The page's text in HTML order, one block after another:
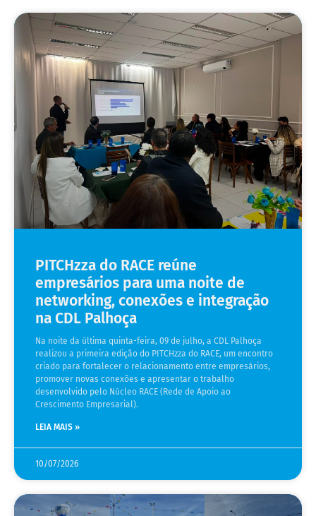
PITCHzza do RACE reúne
empresários para uma noite de
networking, conexões e integração
na CDL Palhoça
Na noite da última quinta-feira, 09 de julho, a CDL Palhoça
realizou a primeira edição do PITCHzza do RACE, um encontro
criado para fortalecer o relacionamento entre empresários,
promover novas conexões e apresentar o trabalho
desenvolvido pelo Núcleo RACE (Rede de Apoio ao
Crescimento Empresarial).
LEIA MAIS »
10/07/2026